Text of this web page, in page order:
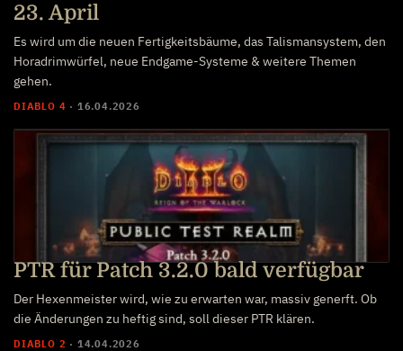
23. April
Es wird um die neuen Fertigkeitsbäume, das Talismansystem, den
Horadrimwürfel, neue Endgame-Systeme & weitere Themen
gehen.
DIABLO 4 · 16.04.2026
PTR für Patch 3.2.0 bald verfügbar
Der Hexenmeister wird, wie zu erwarten war, massiv generft. Ob
die Änderungen zu heftig sind, soll dieser PTR klären.
DIABLO 2 · 14.04.2026